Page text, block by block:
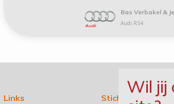
Bas Verbakel &
Audi RS4
Wil jij
Links Stichting DAG